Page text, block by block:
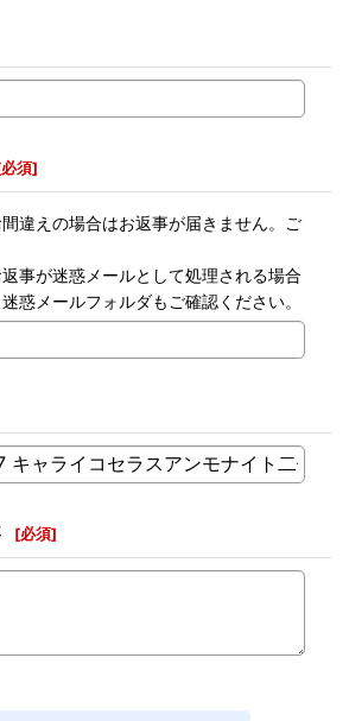
必須]
違えの場合はお返事が届きません。ご
事が迷惑メールとして処理される場合
惑メールフォルダもご確認ください。
[必須]